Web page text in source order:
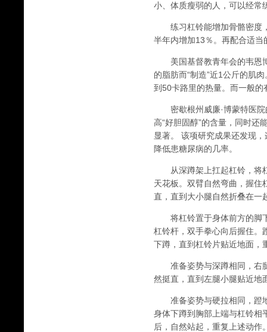
小、体质瘦弱的人，可以经常
练习杠铃能增加骨骼密度，
半年内增加13％。再配合适
美国基督教青年会的韦恩博
的脂肪而“制造”近1公斤的肌
到50卡路里的热量。而一般
密歇根州威廉·博蒙特医院
高“好胆固醇”的含量，同时还
显著。 该项研究成果还发现
降低患糖尿病的几率。
从深蹲架上扛起杠铃，将杠
天花板。双臂自然弯曲，握住
直，直到大小腿自然折叠在一
将杠铃置于身体前方的脚下
杠铃杆，双手拳心向后握住。
下蹲，直到杠铃片贴近地面，
准备姿势与深蹲相同，右腿
然挺直，直到左腿小腿贴近地
准备姿势与硬拉相同，蹬地
身体下蹲到胸部上端与杠铃相
后，自然站起，重复上述动作